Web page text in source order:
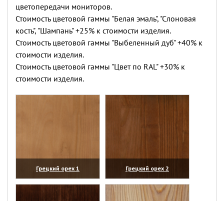
цветопередачи мониторов.
Стоимость цветовой гаммы "Белая эмаль", "Слоновая
кость", "Шампань" +25% к стоимости изделия.
Стоимость цветовой гаммы "Выбеленный дуб" +40% к
стоимости изделия.
Стоимость цветовой гаммы "Цвет по RAL" +30% к
стоимости изделия.
Грецкий орех 1
(увеличить)
Грецкий орех 2
(увеличить)